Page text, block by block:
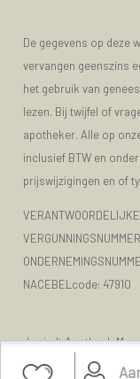
De gegevens op deze
vervangen geenszins
het gebruik van
lezen. Bij twijfel of
apotheker. Alle op
inclusief BTW en
prijswijzigingen en of
NACEBELcode: 47910
Je vindt Apotheek
lijst van de apotheken